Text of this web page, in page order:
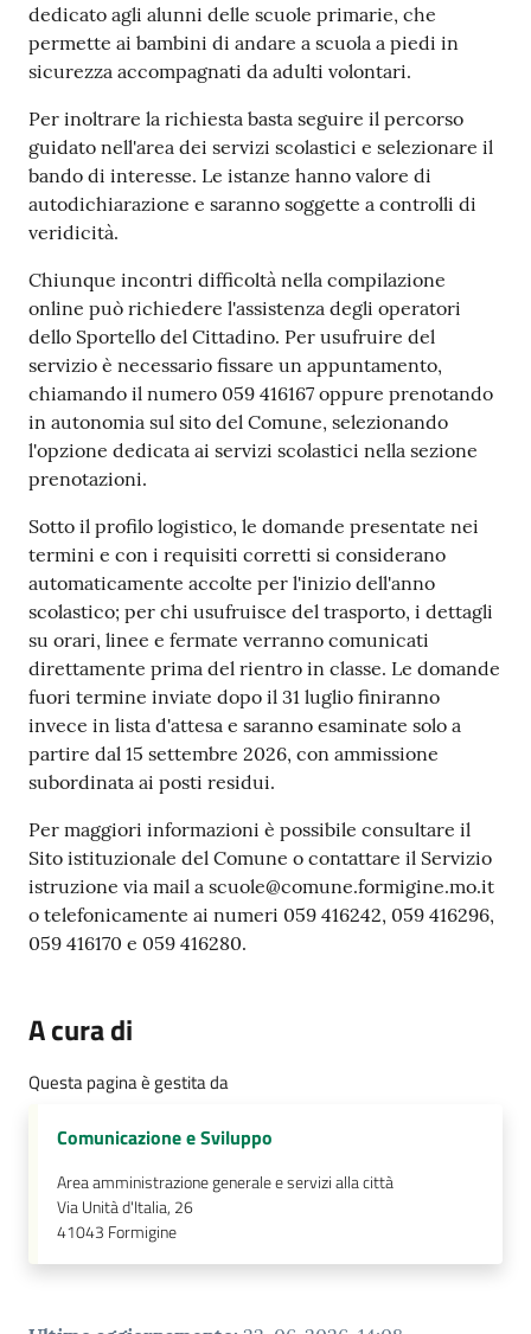
dedicato agli alunni delle scuole primarie, che
permette ai bambini di andare a scuola a piedi in
sicurezza accompagnati da adulti volontari.
Per inoltrare la richiesta basta seguire il percorso
guidato nell'area dei servizi scolastici e selezionare il
bando di interesse. Le istanze hanno valore di
autodichiarazione e saranno soggette a controlli di
veridicità.
Chiunque incontri difficoltà nella compilazione
online può richiedere l'assistenza degli operatori
dello Sportello del Cittadino. Per usufruire del
servizio è necessario fissare un appuntamento,
chiamando il numero 059 416167 oppure prenotando
in autonomia sul sito del Comune, selezionando
l'opzione dedicata ai servizi scolastici nella sezione
prenotazioni.
Sotto il profilo logistico, le domande presentate nei
termini e con i requisiti corretti si considerano
automaticamente accolte per l'inizio dell'anno
scolastico; per chi usufruisce del trasporto, i dettagli
su orari, linee e fermate verranno comunicati
direttamente prima del rientro in classe. Le domande
fuori termine inviate dopo il 31 luglio finiranno
invece in lista d'attesa e saranno esaminate solo a
partire dal 15 settembre 2026, con ammissione
subordinata ai posti residui.
Per maggiori informazioni è possibile consultare il
Sito istituzionale del Comune o contattare il Servizio
istruzione via mail a scuole@comune.formigine.mo.it
o telefonicamente ai numeri 059 416242, 059 416296,
059 416170 e 059 416280.
A cura di
Questa pagina è gestita da
Comunicazione e Sviluppo
Area amministrazione generale e servizi alla città
Via Unità d'Italia, 26
41043 Formigine